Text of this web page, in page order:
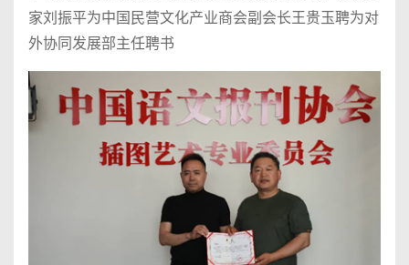
家刘振平为中国民营文化产业商会副会长王贵玉聘为对
外协同发展部主任聘书